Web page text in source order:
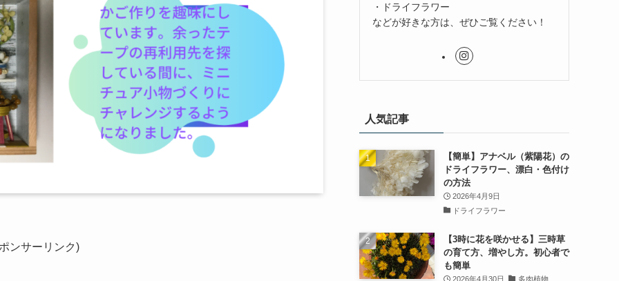
ンサーリンク)
・ドライフラワー
などが好きな方は、ぜひご覧ください！
人気記事
【簡単】アナベル（紫陽花）の
ドライフラワー、漂白・色付け
の方法
2026年4月9日
ドライフラワー
【3時に花を咲かせる】三時草
の育て方、増やし方。初心者で
も簡単
2026年4月30日 多肉植物